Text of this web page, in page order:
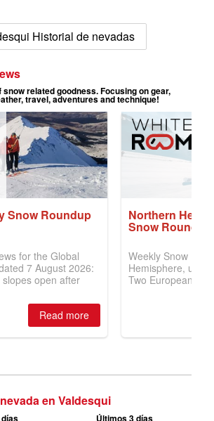
Historial de nevadas
en Valdesqui
Últimos 3 días